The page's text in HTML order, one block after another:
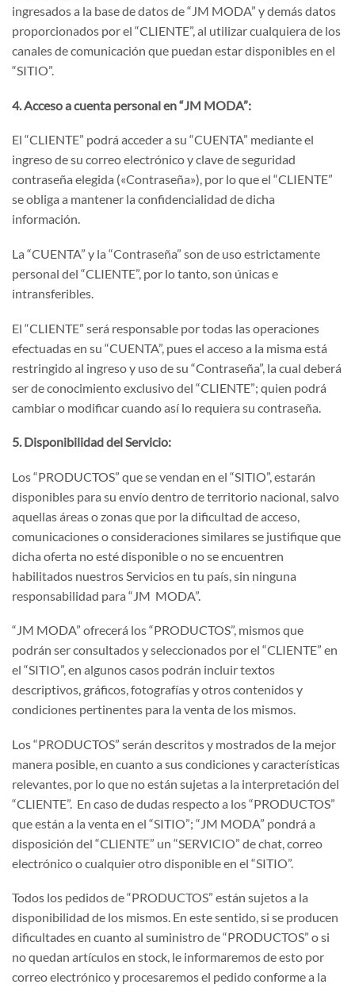
ingresados a la base de datos de “JM MODA” y demás datos
proporcionados por el “CLIENTE”, al utilizar cualquiera de los
canales de comunicación que puedan estar disponibles en el
“SITIO”.
4. Acceso a cuenta personal en “JM MODA”:
El “CLIENTE” podrá acceder a su “CUENTA” mediante el
ingreso de su correo electrónico y clave de seguridad
contraseña elegida («Contraseña»), por lo que el “CLIENTE”
se obliga a mantener la confidencialidad de dicha
información.
La “CUENTA” y la “Contraseña” son de uso estrictamente
personal del “CLIENTE”, por lo tanto, son únicas e
intransferibles.
El “CLIENTE” será responsable por todas las operaciones
efectuadas en su “CUENTA”, pues el acceso a la misma está
restringido al ingreso y uso de su “Contraseña”, la cual deberá
ser de conocimiento exclusivo del “CLIENTE”; quien podrá
cambiar o modificar cuando así lo requiera su contraseña.
5. Disponibilidad del Servicio:
Los “PRODUCTOS” que se vendan en el “SITIO”, estarán
disponibles para su envío dentro de territorio nacional, salvo
aquellas áreas o zonas que por la dificultad de acceso,
comunicaciones o consideraciones similares se justifique que
dicha oferta no esté disponible o no se encuentren
habilitados nuestros Servicios en tu país, sin ninguna
responsabilidad para “JM MODA”.
“JM MODA” ofrecerá los “PRODUCTOS”, mismos que
podrán ser consultados y seleccionados por el “CLIENTE” en
el “SITIO”, en algunos casos podrán incluir textos
descriptivos, gráficos, fotografías y otros contenidos y
condiciones pertinentes para la venta de los mismos.
Los “PRODUCTOS” serán descritos y mostrados de la mejor
manera posible, en cuanto a sus condiciones y características
relevantes, por lo que no están sujetas a la interpretación del
“CLIENTE”. En caso de dudas respecto a los “PRODUCTOS”
que están a la venta en el “SITIO”; “JM MODA” pondrá a
disposición del “CLIENTE” un “SERVICIO” de chat, correo
electrónico o cualquier otro disponible en el “SITIO”.
Todos los pedidos de “PRODUCTOS” están sujetos a la
disponibilidad de los mismos. En este sentido, si se producen
dificultades en cuanto al suministro de “PRODUCTOS” o si
no quedan artículos en stock, le informaremos de esto por
correo electrónico y procesaremos el pedido conforme a la